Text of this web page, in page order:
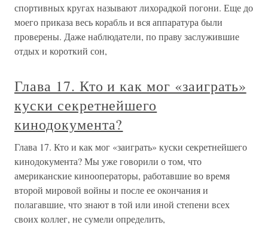
спортивных кругах называют лихорадкой погони. Еще до
моего приказа весь корабль и вся аппаратура были
проверены. Даже наблюдатели, по праву заслужившие
отдых и короткий сон,
Глава 17. Кто и как мог «заиграть»
куски секретнейшего
кинодокумента?
Глава 17. Кто и как мог «заиграть» куски секретнейшего
кинодокумента? Мы уже говорили о том, что
американские кинооператоры, работавшие во время
второй мировой войны и после ее окончания и
полагавшие, что знают в той или иной степени всех
своих коллег, не сумели определить,